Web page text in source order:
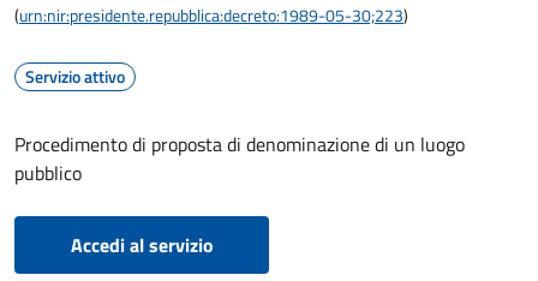
(urn:nir:presidente.repubblica:decreto:1989-05-30;223)
Servizio attivo
Procedimento di proposta di denominazione di un luogo
pubblico
Accedi al servizio